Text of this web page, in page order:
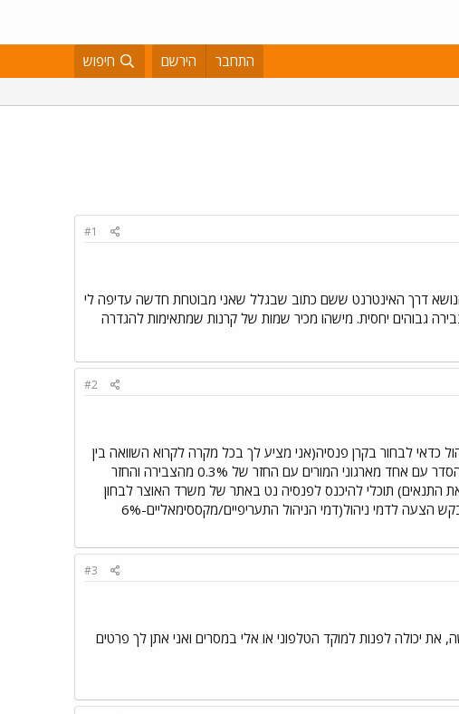
התחבר הירשם חיפוש
#1
דרך האינטרנט ששם כתוב שבגלל שאני מבוטחת חדשה עדיפה לי
גבוהים יחסית. מישהו מכיר שמות של קרנות שמתאימות להגדרה
#2
כדאי לבחור בקרן פנסיה(אני מציע לך בכל מקרה לקרוא השוואה בין
כל המוצרים בכדי ללמוד על ההבדלים בינהם) אם את מורה יש,אם זכרוני אינו מטעה אותי למבטחים הסדר עם אחד מארגוני המורים עם החזר של 0.3% מהצבירה והחזר
התנאים) תוכלי להיכנס לפנסיה נט באתר של משרד האוצר לבחון
תשואות של קרנות פנסיה בשנה,שלוש וחמש אחרונות ולאחר מכן ליצור קשר עם חמשת המובילות ולבקש הצעה לדמי ניהול(דמי הניהול התעריפיים/מקססימאליים-6%
#3
יכולה לפנות למוקד הטלפוני או אלי במסרים ואני אתן לך פרטים